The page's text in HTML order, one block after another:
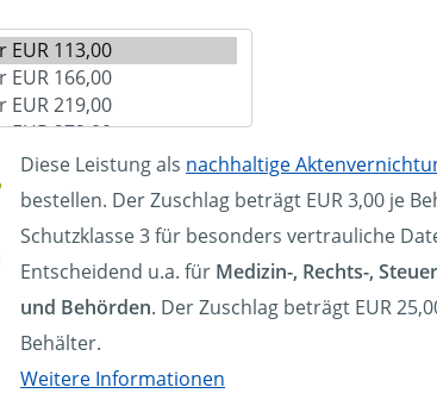
Diese Leistung als nachhaltige
bestellen. Der Zuschlag beträgt EUR 3,00 je
Schutzklasse 3 für besonders vertrauliche
Entscheidend u.a. für Medizin-, Rechts-,
und Behörden. Der Zuschlag beträgt EUR
Behälter.
Weitere Informationen